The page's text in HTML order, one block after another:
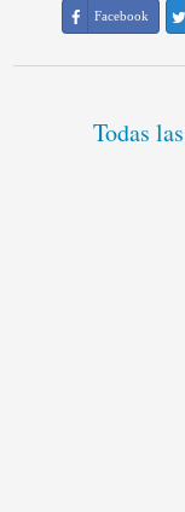
Facebook
Todas